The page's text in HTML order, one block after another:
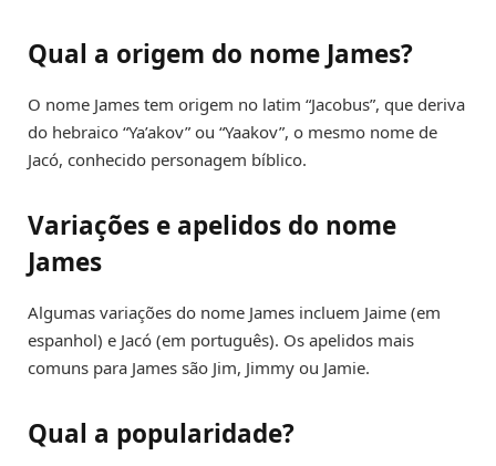
Qual a origem do nome James?
O nome James tem origem no latim “Jacobus”, que deriva
do hebraico “Ya’akov” ou “Yaakov”, o mesmo nome de
Jacó, conhecido personagem bíblico.
Variações e apelidos do nome
James
Algumas variações do nome James incluem Jaime (em
espanhol) e Jacó (em português). Os apelidos mais
comuns para James são Jim, Jimmy ou Jamie.
Qual a popularidade?